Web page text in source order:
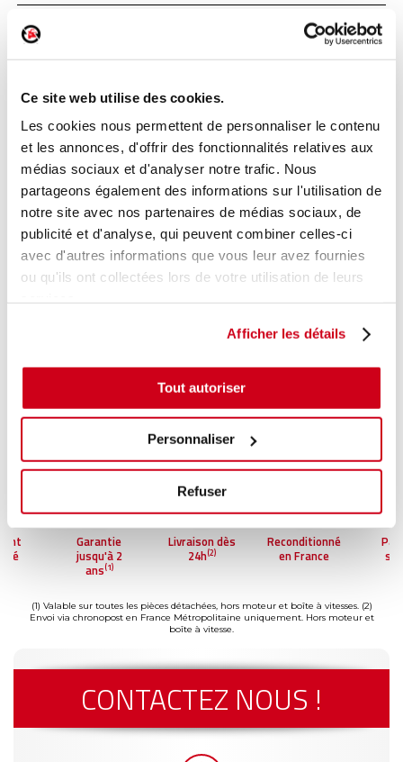
Ce site web utilise des cookies.
Les cookies nous permettent de personnaliser le contenu
et les annonces, d'offrir des fonctionnalités relatives aux
médias sociaux et d'analyser notre trafic. Nous
partageons également des informations sur l'utilisation de
notre site avec nos partenaires de médias sociaux, de
publicité et d'analyse, qui peuvent combiner celles-ci
avec d'autres informations que vous leur avez fournies
ou qu'ils ont collectées lors de votre utilisation de leurs
Afficher les détails
Tout autoriser
Personnaliser
Refuser
Pare-soleil droit
Réf. constructeur :2K5857552A2F4
201606
Modèle de provenance
Caractéristiques techniques
En stock 20,00 € TTC
AJOUTER AU PANIER
Garantie
jusqu'à 2
ans(1)
Livraison dès
24h(2)
Reconditionné
en France
(1) Valable sur toutes les pièces détachées, hors moteur et boîte à vitesses. (2)
Envoi via chronopost en France Métropolitaine uniquement. Hors moteur et
boîte à vitesse.
CONTACTEZ NOUS !